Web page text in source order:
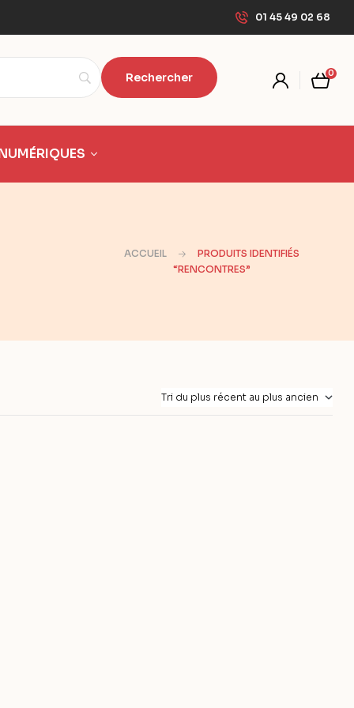
01 45 49 02 68
0
ACCUEIL
PRODUITS IDENTIFIÉS
“RENCONTRES”